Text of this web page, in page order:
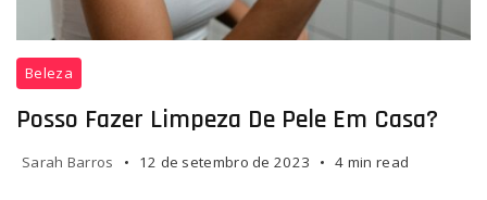
Posso
fazer
limpeza
pele
Beleza
Posso Fazer Limpeza De Pele Em Casa?
Sarah Barros 12 de setembro de 2023 4 min read